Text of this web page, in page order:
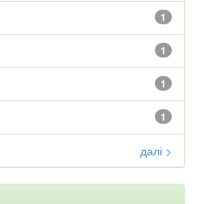
1
1
1
1
далі >